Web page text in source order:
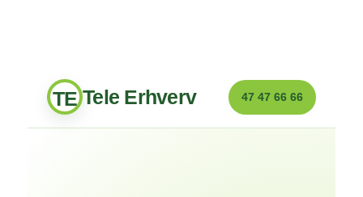
TE Tele Erhverv 47 47 66 66